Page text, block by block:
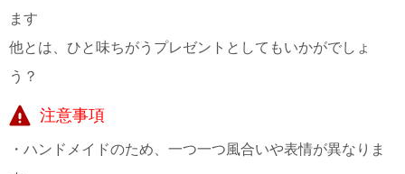
ます
他とは、ひと味ちがうプレゼントとしてもいかがでしょ
う？
注意事項
・ハンドメイドのため、一つ一つ風合いや表情が異なりま